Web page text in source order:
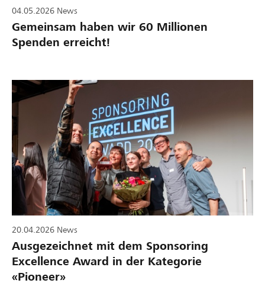
04.05.2026 News
Gemeinsam haben wir 60 Millionen
Spenden erreicht!
20.04.2026 News
Ausgezeichnet mit dem Sponsoring
Excellence Award in der Kategorie
«Pioneer»